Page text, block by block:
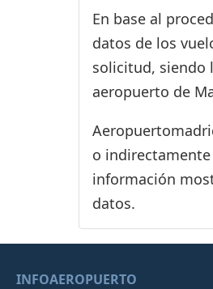
En base al
datos de los
solicitud, siendo
aeropuerto de
o
información
datos.
INFOAEROPUERTO